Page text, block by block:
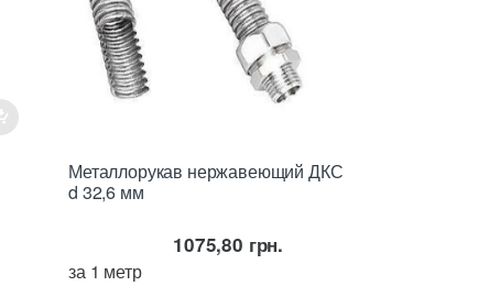
Металлорукав нержавеющий ДКС
d 32,6 мм
1075,80 грн.
за 1 метр